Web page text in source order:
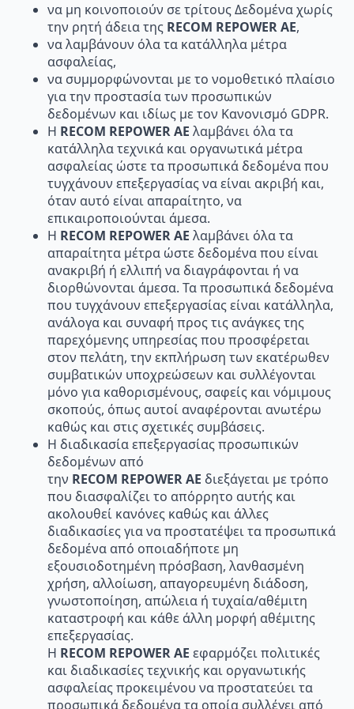
να μη κοινοποιούν σε τρίτους Δεδομένα χωρίς
την ρητή άδεια της RECOM REPOWERAE,
να λαμβάνουν όλα τα κατάλληλα μέτρα
ασφαλείας,
να συμμορφώνονται με το νομοθετικό πλαίσιο
για την προστασία των προσωπικών
δεδομένων και ιδίως με τον Κανονισμό GDPR.
Η RECOM REPOWERAE λαµβάνει όλα τα
κατάλληλα τεχνικά και οργανωτικά μέτρα
ασφαλείας ώστε τα προσωπικά δεδοµένα που
τυγχάνουν επεξεργασίας να είναι ακριβή και,
όταν αυτό είναι απαραίτητο, να
επικαιροποιούνται άμεσα.
Η RECOM REPOWERAE λαμβάνει όλα τα
απαραίτητα μέτρα ώστε δεδομένα που είναι
ανακριβή ή ελλιπή να διαγράφονται ή να
διορθώνονται άμεσα. Τα προσωπικά δεδομένα
που τυγχάνουν επεξεργασίας είναι κατάλληλα,
ανάλογα και συναφή προς τις ανάγκες της
παρεχόμενης υπηρεσίας που προσφέρεται
στον πελάτη, την εκπλήρωση των εκατέρωθεν
συμβατικών υποχρεώσεων και συλλέγονται
µόνο για καθορισμένους, σαφείς και νόμιμους
σκοπούς, όπως αυτοί αναφέρονται ανωτέρω
καθώς και στις σχετικές συμβάσεις.
Η διαδικασία επεξεργασίας προσωπικών
δεδομένων από
την RECOM REPOWERAE διεξάγεται με τρόπο
που διασφαλίζει το απόρρητο αυτής και
ακολουθεί κανόνες καθώς και άλλες
διαδικασίες για να προστατέψει τα προσωπικά
δεδομένα από οποιαδήποτε μη
εξουσιοδοτημένη πρόσβαση, λανθασμένη
χρήση, αλλοίωση, απαγορευμένη διάδοση,
γνωστοποίηση, απώλεια ή τυχαία/αθέμιτη
καταστροφή και κάθε άλλη μορφή αθέμιτης
επεξεργασίας.
Η RECOM REPOWERAE εφαρμόζει πολιτικές
και διαδικασίες τεχνικής και οργανωτικής
ασφαλείας προκειμένου να προστατεύει τα
προσωπικά δεδομένα τα οποία συλλέγει από